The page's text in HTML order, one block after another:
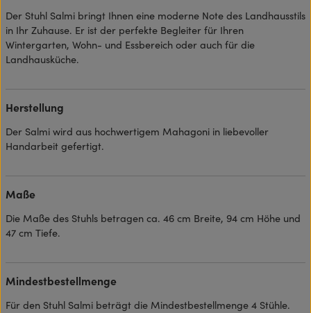
Der Stuhl Salmi bringt Ihnen eine moderne Note des Landhausstils
in Ihr Zuhause. Er ist der perfekte Begleiter für Ihren
Wintergarten, Wohn- und Essbereich oder auch für die
Landhausküche.
Herstellung
Der Salmi wird aus hochwertigem Mahagoni in liebevoller
Handarbeit gefertigt.
Maße
Die Maße des Stuhls betragen ca. 46 cm Breite, 94 cm Höhe und
47 cm Tiefe.
Mindestbestellmenge
Für den Stuhl Salmi beträgt die Mindestbestellmenge 4 Stühle.